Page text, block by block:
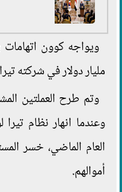
مليار دولار في شركته
وتم طرح العملتين
وعندما انهار نظام
العام الماضي، خسر
أموالهم.